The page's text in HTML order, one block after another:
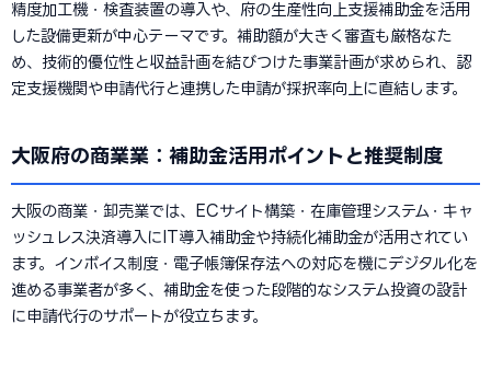
精度加工機・検査装置の導入や、府の生産性向上支援補助金を活用
した設備更新が中心テーマです。補助額が大きく審査も厳格なた
め、技術的優位性と収益計画を結びつけた事業計画が求められ、認
定支援機関や申請代行と連携した申請が採択率向上に直結します。
大阪府の商業業：補助金活用ポイントと推奨制度
大阪の商業・卸売業では、ECサイト構築・在庫管理システム・キャ
ッシュレス決済導入にIT導入補助金や持続化補助金が活用されてい
ます。インボイス制度・電子帳簿保存法への対応を機にデジタル化を
進める事業者が多く、補助金を使った段階的なシステム投資の設計
に申請代行のサポートが役立ちます。